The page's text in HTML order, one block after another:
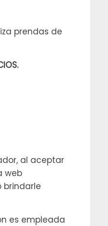
prendas de
al aceptar
web
brindarle
es empleada